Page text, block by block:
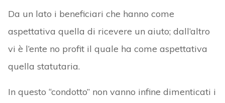
Da un lato i beneficiari che hanno come
aspettativa quella di ricevere un aiuto; dall’altro
vi è l’ente no profit il quale ha come aspettativa
quella statutaria.
In questo “condotto” non vanno infine dimenticati i